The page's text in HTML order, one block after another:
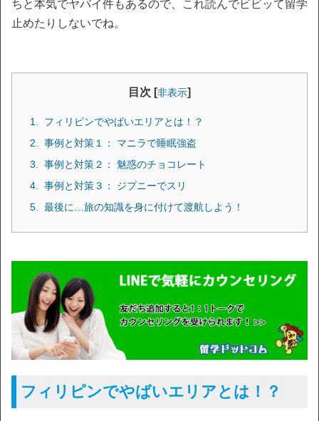
ちと本気でヤバイ件もあるので、これ読んでビビッて留学
止めたりしないでね。
目次 [非表示]
フィリピンでやばいエリアとは！？
事例と対策１： マニラで睡眠強盗
事例と対策２： 魅惑のチョコレート
事例と対策３： ジプニーでスリ
最後に…旅の知識を身に付けて渡航しよう！
フィリピンでやばいエリアとは！？